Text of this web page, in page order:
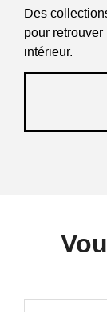
Des
pour
intérieur.